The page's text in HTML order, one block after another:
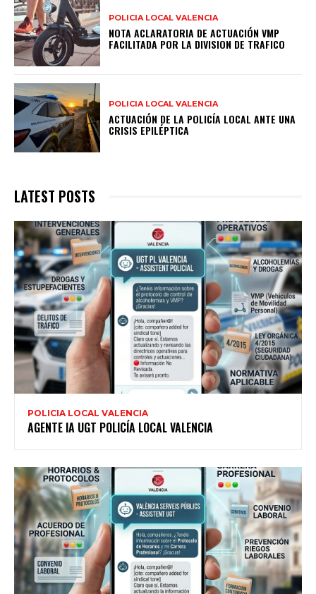
POLICIA LOCAL VALENCIA
NOTA ACLARATORIA DE ACTUACIÓN VMP
FACILITADA POR LA DIVISION DE TRAFICO
POLICIA LOCAL VALENCIA
ACTUACIÓN DE LA POLICÍA LOCAL ANTE UNA
CRISIS EPILÉPTICA
LATEST POSTS
POLICIA LOCAL VALENCIA
AGENTE IA UGT POLICÍA LOCAL VALENCIA